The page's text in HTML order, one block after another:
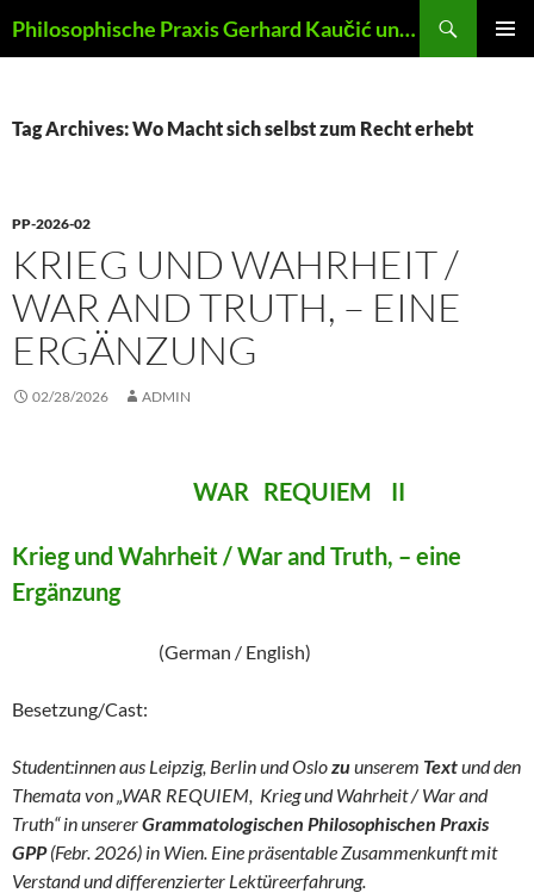
to
Philosophische Praxis Gerhard Kaučić und Anna Lydia Huber
Tag Archives: Wo Macht sich selbst zum Recht erhebt
PP-2026-02
KRIEG UND WAHRHEIT /
WAR AND TRUTH, – EINE
ERGÄNZUNG
02/28/2026 ADMIN
WAR REQUIEM II
Krieg und Wahrheit / War and Truth, – eine
Ergänzung
(German / English)
Besetzung/Cast:
Student:innen aus Leipzig, Berlin und Oslozuunserem Textund den
Themata von „WAR REQUIEM, Krieg und Wahrheit / War and
Truth“ in unsererGrammatologischen Philosophischen Praxis
GPP(Febr. 2026) in Wien. Eine präsentable Zusammenkunft mit
Verstand und differenzierter Lektüreerfahrung.